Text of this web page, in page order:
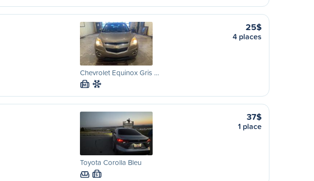
Chevrolet Equinox Gris …
M
25$
4 places
Toyota Corolla Bleu
S
37$
1 place